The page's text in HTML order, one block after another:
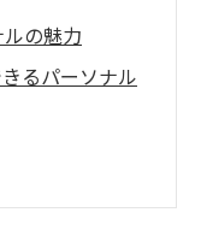
の魅力
るパーソナル
エット成功率